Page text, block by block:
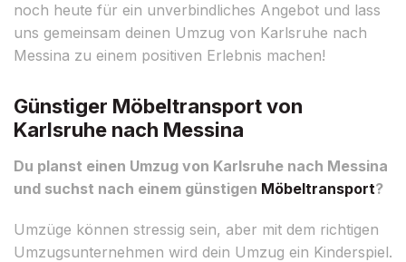
noch heute für ein unverbindliches Angebot und lass
uns gemeinsam deinen Umzug von Karlsruhe nach
Messina zu einem positiven Erlebnis machen!
Günstiger Möbeltransport von
Karlsruhe nach Messina
Du planst einen Umzug von Karlsruhe nach Messina
und suchst nach einem günstigen Möbeltransport?
Umzüge können stressig sein, aber mit dem richtigen
Umzugsunternehmen wird dein Umzug ein Kinderspiel.